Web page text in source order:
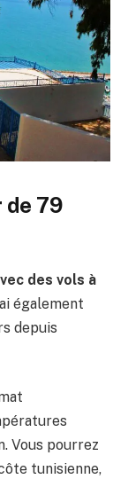
de 79
des vols à
également
depuis
Vous pourrez
tunisienne,